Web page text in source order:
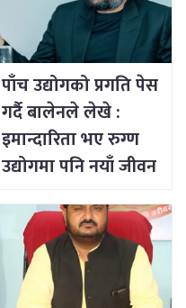
पाँच उद्योगको प्रगति पेस
गर्दै बालेनले लेखे :
इमान्दारिता भए रुग्ण
उद्योगमा पनि नयाँ जीवन